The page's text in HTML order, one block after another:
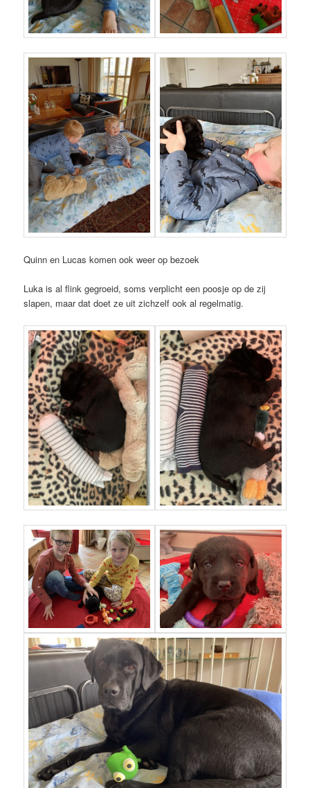
Quinn en Lucas komen ook weer op bezoek
Luka is al flink gegroeid, soms verplicht een poosje op de zij
slapen, maar dat doet ze uit zichzelf ook al regelmatig.